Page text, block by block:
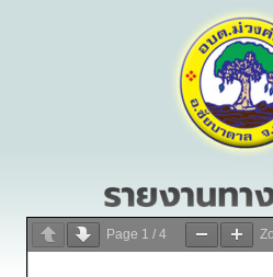
Page 1 / 4